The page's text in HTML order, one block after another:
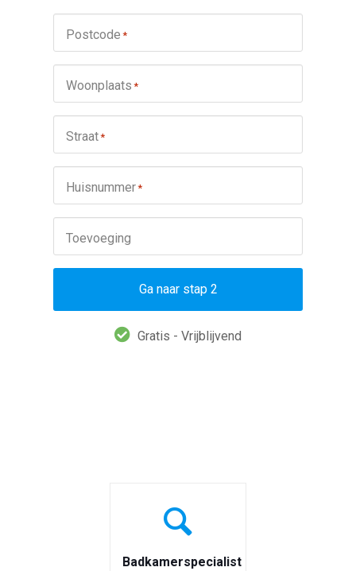
Postcode *
Woonplaats *
Straat*
Huisnummer*
Toevoeging
Ga naar stap 2
Gratis - Vrijblijvend
Badkamerspecialist